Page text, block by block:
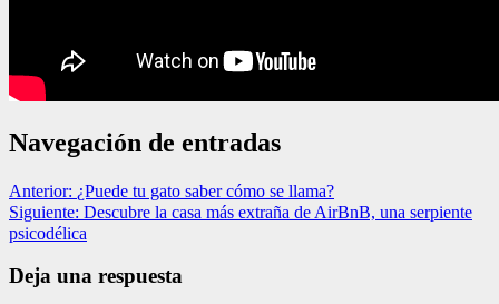
Navegación de entradas
Anterior: ¿Puede tu gato saber cómo se llama?
Siguiente: Descubre la casa más extraña de AirBnB, una serpiente
psicodélica
Deja una respuesta